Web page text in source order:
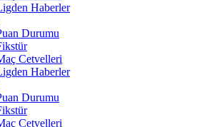
Haberler
Durumu
Cetvelleri
Haberler
Durumu
Cetvelleri